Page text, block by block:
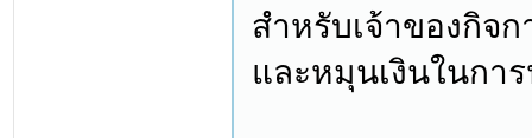
สำหรับเจ้าของกิจ
และหมุนเงินในกา